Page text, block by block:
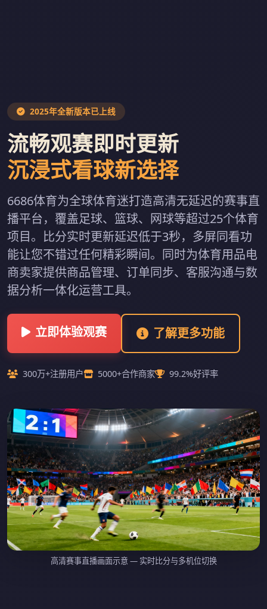
2025年全新版本已上线
流畅观赛即时更新
沉浸式看球新选择
6686体育为全球体育迷打造高清无延迟的赛事直
播平台，覆盖足球、篮球、网球等超过25个体育
项目。比分实时更新延迟低于3秒，多屏同看功
能让您不错过任何精彩瞬间。同时为体育用品电
商卖家提供商品管理、订单同步、客服沟通与数
据分析一体化运营工具。
立即体验观赛 了解更多功能
300万+注册用户 5000+合作商家 99.2%好评率
高清赛事直播画面示意 — 实时比分与多机位切换